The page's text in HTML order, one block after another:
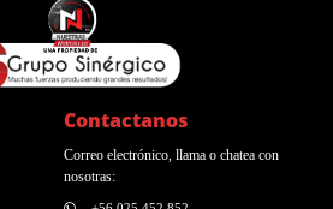
Contactanos
Correo electrónico, llama o chatea con
nosotras: